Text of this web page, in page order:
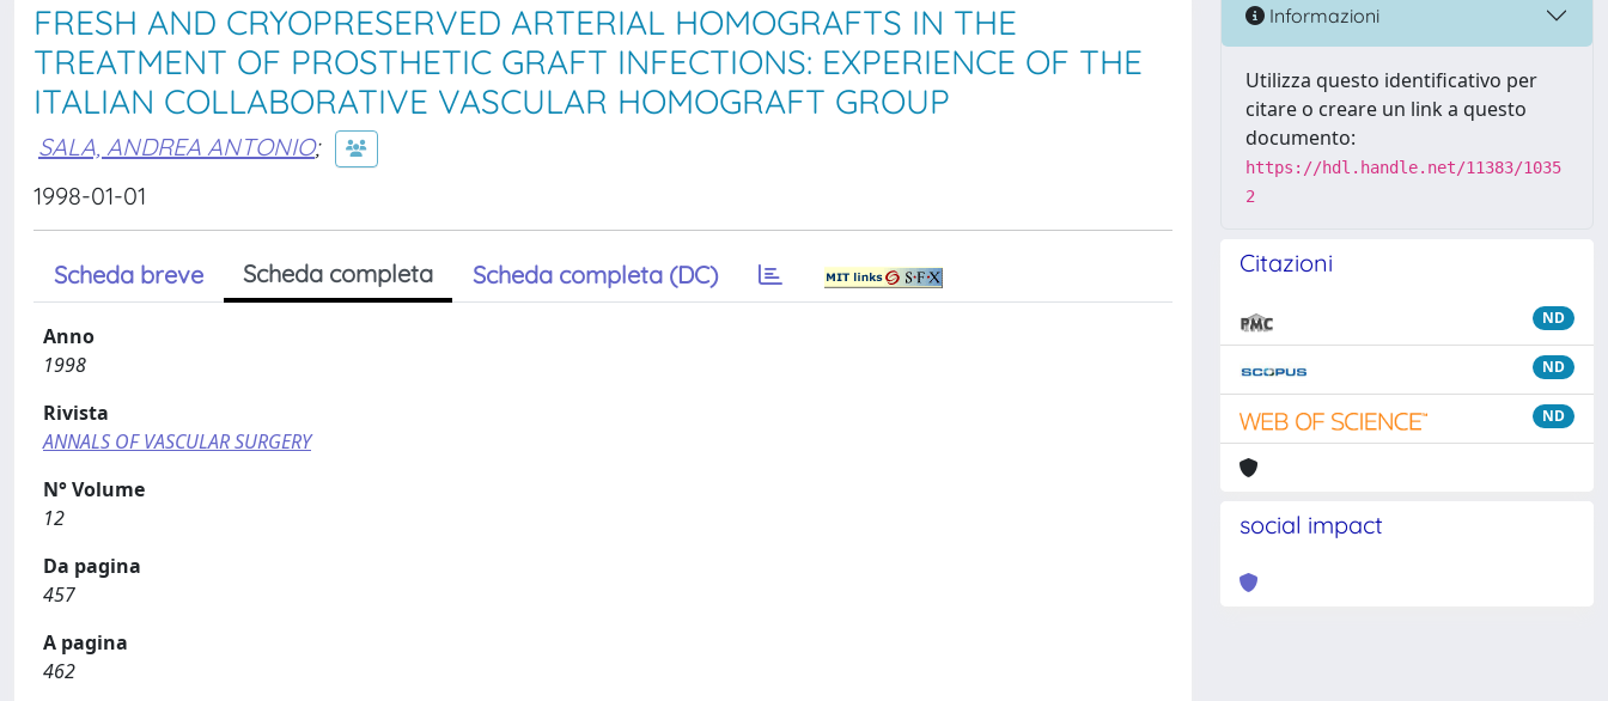
FRESH AND CRYOPRESERVED ARTERIAL HOMOGRAFTS IN THE
TREATMENT OF PROSTHETIC GRAFT INFECTIONS: EXPERIENCE OF THE
ITALIAN COLLABORATIVE VASCULAR HOMOGRAFT GROUP
SALA, ANDREA ANTONIO;
1998-01-01
Scheda breve Scheda completa Scheda completa (DC)
Anno
1998
Rivista
ANNALS OF VASCULAR SURGERY
N° Volume
12
Da pagina
457
A pagina
462
Informazioni
Utilizza questo identificativo per
citare o creare un link a questo
documento:
https://hdl.handle.net/11383/1035
2
Citazioni
ND
ND
ND
social impact